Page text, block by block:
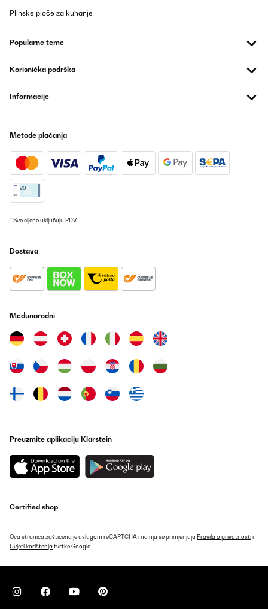
Plinske ploče za kuhanje
Popularne teme
Korisnička podrška
Informacije
Metode plaćanja
* Sve cijene uključuju PDV.
Dostava
Međunarodni
Preuzmite aplikaciju Klarstein
Certified shop
Ova stranica zaštićena je uslugom reCAPTCHA i na nju se primjenjuju Pravila o privatnostii
Uvjeti korištenja tvrtke Google.